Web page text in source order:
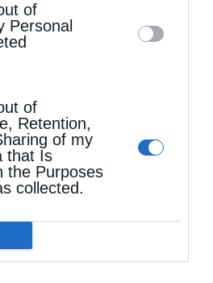
third parties.
of
Personal
of
Retention,
of my
that Is
the Purposes
collected.
εξοπλισμού για
καταστροφικών
σε όλα τα περίπτερα
«Η Παναγία μας δείχνει
και της σιωπής»